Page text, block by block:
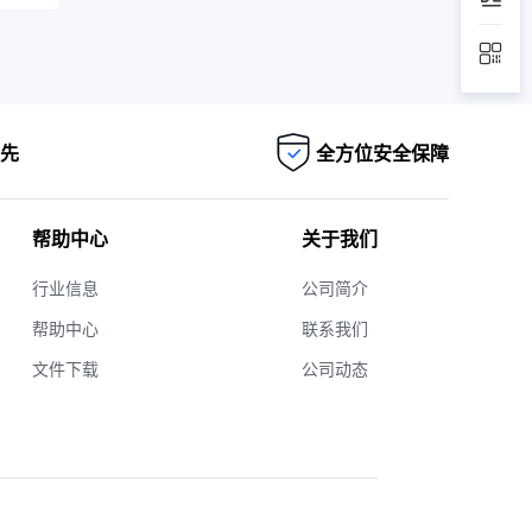
全方位安全保障
帮助中心
行业信息
帮助中心
文件下载
关于我们
公司简介
联系我们
公司动态